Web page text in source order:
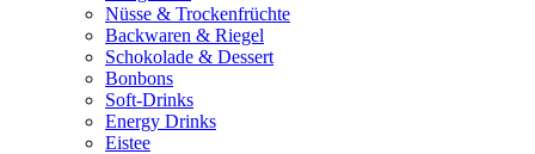
Nüsse & Trockenfrüchte
Backwaren & Riegel
Schokolade & Dessert
Bonbons
Soft-Drinks
Energy Drinks
Eistee